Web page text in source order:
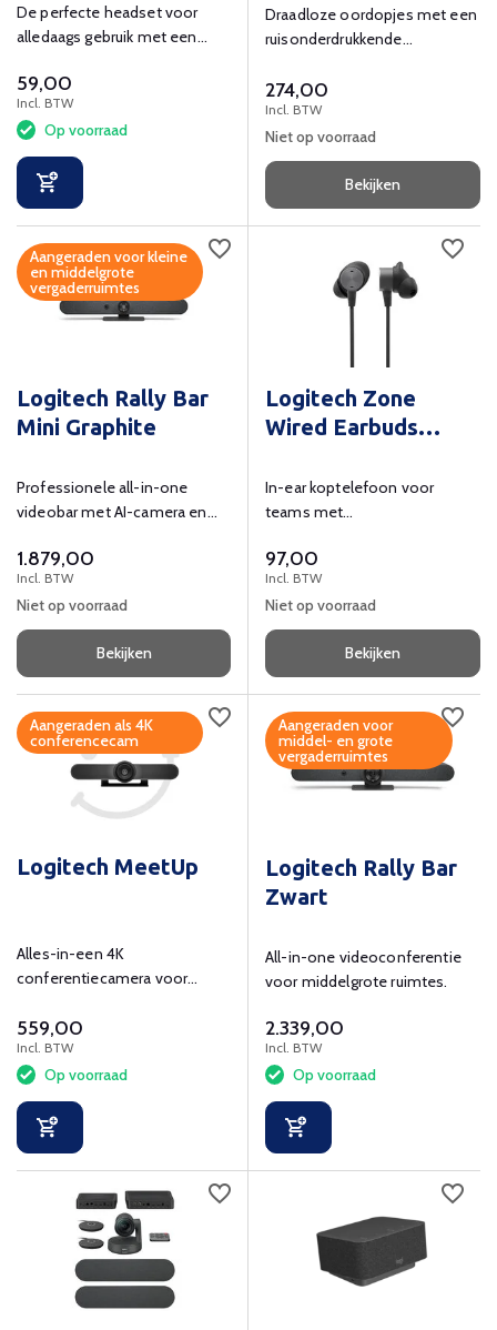
De perfecte headset voor
alledaags gebruik met een
USB-aansluiting.
59,00
Incl. BTW
Op voorraad
Draadloze oordopjes met een
ruisonderdrukkende
bereik.
274,00
Incl. BTW
Niet op voorraad
Bekijken
Aangeraden voor kleine
en middelgrote
vergaderruimtes
Logitech Rally Bar
Mini Graphite
Professionele all-in-one
videobar met AI-camera en
1.879,00
Incl. BTW
Niet op voorraad
Bekijken
Logitech Zone
Wired Earbuds
In-ear koptelefoon voor
teams met
microfoon voor spraak en
muziek.
97,00
Incl. BTW
Niet op voorraad
Bekijken
Aangeraden als 4K
conferencecam
Logitech MeetUp
Alles-in-een 4K
conferentiecamera voor
559,00
Incl. BTW
Op voorraad
Aangeraden voor
middel- en grote
vergaderruimtes
Logitech Rally Bar
Zwart
All-in-one videoconferentie
voor middelgrote ruimtes.
2.339,00
Incl. BTW
Op voorraad